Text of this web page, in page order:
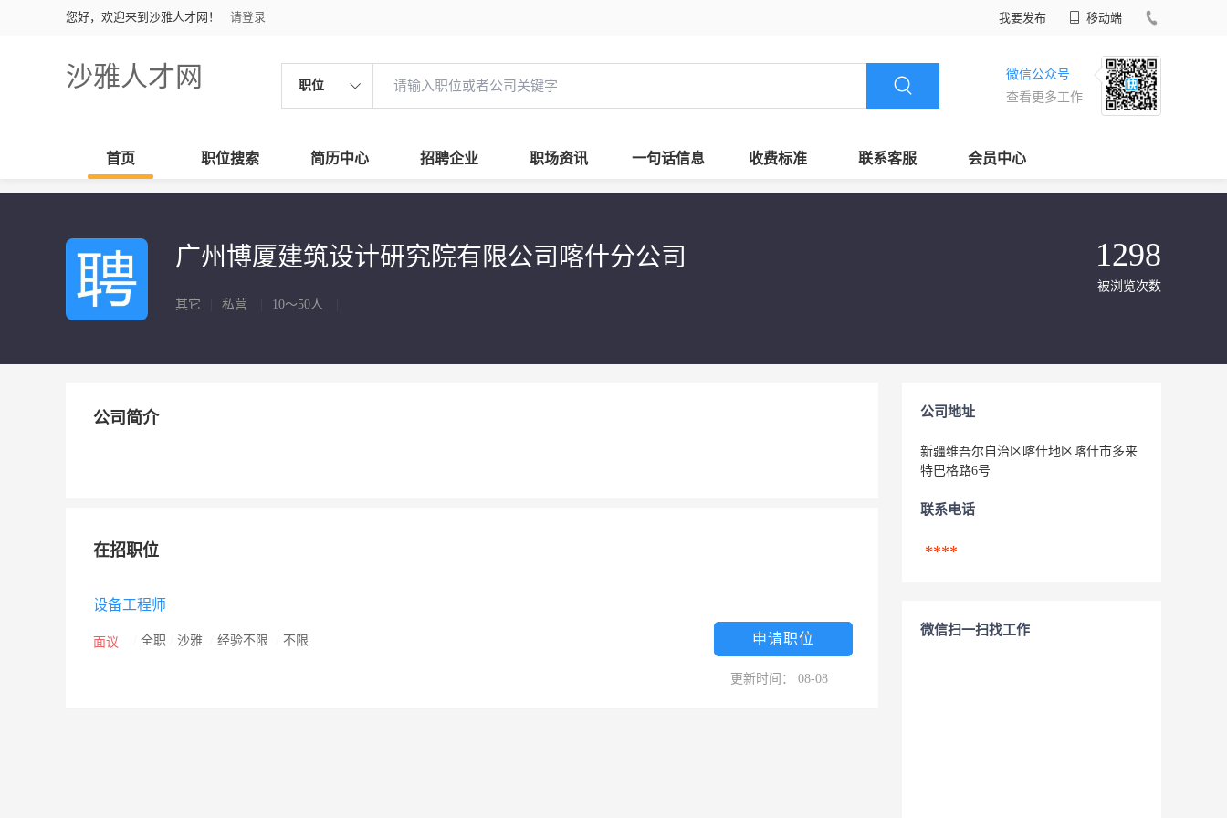
您好，欢迎来到沙雅人才网！ 请登录 我要发布 移动端
沙雅人才网 职位
微信公众号
查看更多工作
首页 职位搜索 简历中心 招聘企业 职场资讯 一句话信息 收费标准 联系客服 会员中心
广州博厦建筑设计研究院有限公司喀什分公司
其它 私营 10～50人
1298
被浏览次数
公司简介
在招职位
设备工程师
面议 全职 沙雅 经验不限 不限 申请职位
更新时间： 08-08
公司地址
新疆维吾尔自治区喀什地区喀什市多来
特巴格路6号
联系电话
****
微信扫一扫找工作